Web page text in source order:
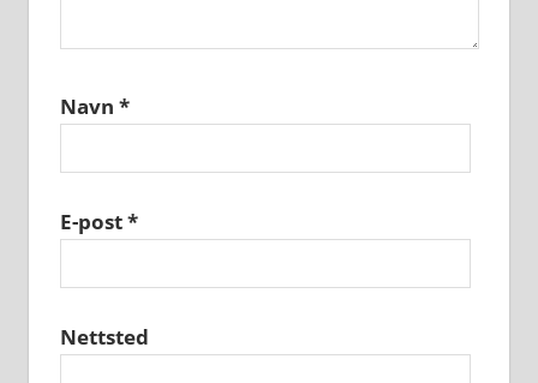
Navn *
E-post*
Nettsted